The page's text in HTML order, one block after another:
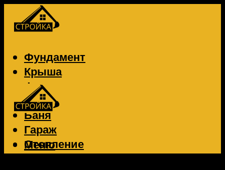
Фундамент
Крыша
Фасад
Забор
Баня
Гараж
Отопление
Вентиляция
Меню